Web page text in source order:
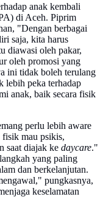
anak kembali
di Aceh. Piprim
"Dengan berbagai
saja, kita harus
diawasi oleh pakar,
oleh promosi yang
ini tidak boleh terulang
lebih peka terhadap
anak, baik secara fisik
perlu lebih aware
fisik mau psikis,
saat diajak ke daycare."
yang paling
dan berkelanjutan.
pungkasnya,
keselamatan